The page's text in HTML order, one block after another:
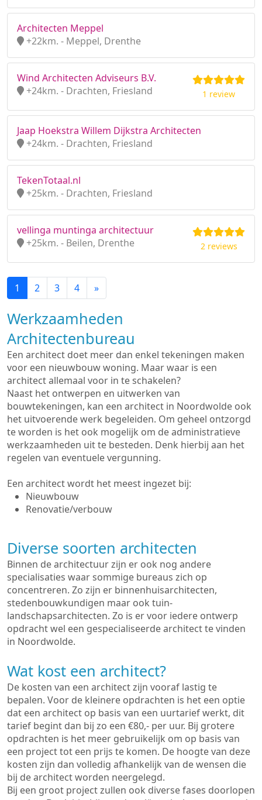
Architecten Meppel
+22km. - Meppel, Drenthe
Wind Architecten Adviseurs B.V.
+24km. - Drachten, Friesland
1 review
Jaap Hoekstra Willem Dijkstra Architecten
+24km. - Drachten, Friesland
TekenTotaal.nl
+25km. - Drachten, Friesland
vellinga muntinga architectuur
+25km. - Beilen, Drenthe
2 reviews
1 2 3 4 »
Werkzaamheden
Architectenbureau
Een architect doet meer dan enkel tekeningen maken
voor een nieuwbouw woning. Maar waar is een
architect allemaal voor in te schakelen?
Naast het ontwerpen en uitwerken van
bouwtekeningen, kan een architect in Noordwolde ook
het uitvoerende werk begeleiden. Om geheel ontzorgd
te worden is het ook mogelijk om de administratieve
werkzaamheden uit te besteden. Denk hierbij aan het
regelen van eventuele vergunning.
Een architect wordt het meest ingezet bij:
Nieuwbouw
Renovatie/verbouw
Diverse soorten architecten
Binnen de architectuur zijn er ook nog andere
specialisaties waar sommige bureaus zich op
concentreren. Zo zijn er binnenhuisarchitecten,
stedenbouwkundigen maar ook tuin-
landschapsarchitecten. Zo is er voor iedere ontwerp
opdracht wel een gespecialiseerde architect te vinden
in Noordwolde.
Wat kost een architect?
De kosten van een architect zijn vooraf lastig te
bepalen. Voor de kleinere opdrachten is het een optie
dat een architect op basis van een uurtarief werkt, dit
tarief begint dan bij zo een €80,- per uur. Bij grotere
opdrachten is het meer gebruikelijk om op basis van
een project tot een prijs te komen. De hoogte van deze
kosten zijn dan volledig afhankelijk van de wensen die
bij de architect worden neergelegd.
Bij een groot project zullen ook diverse fases doorlopen